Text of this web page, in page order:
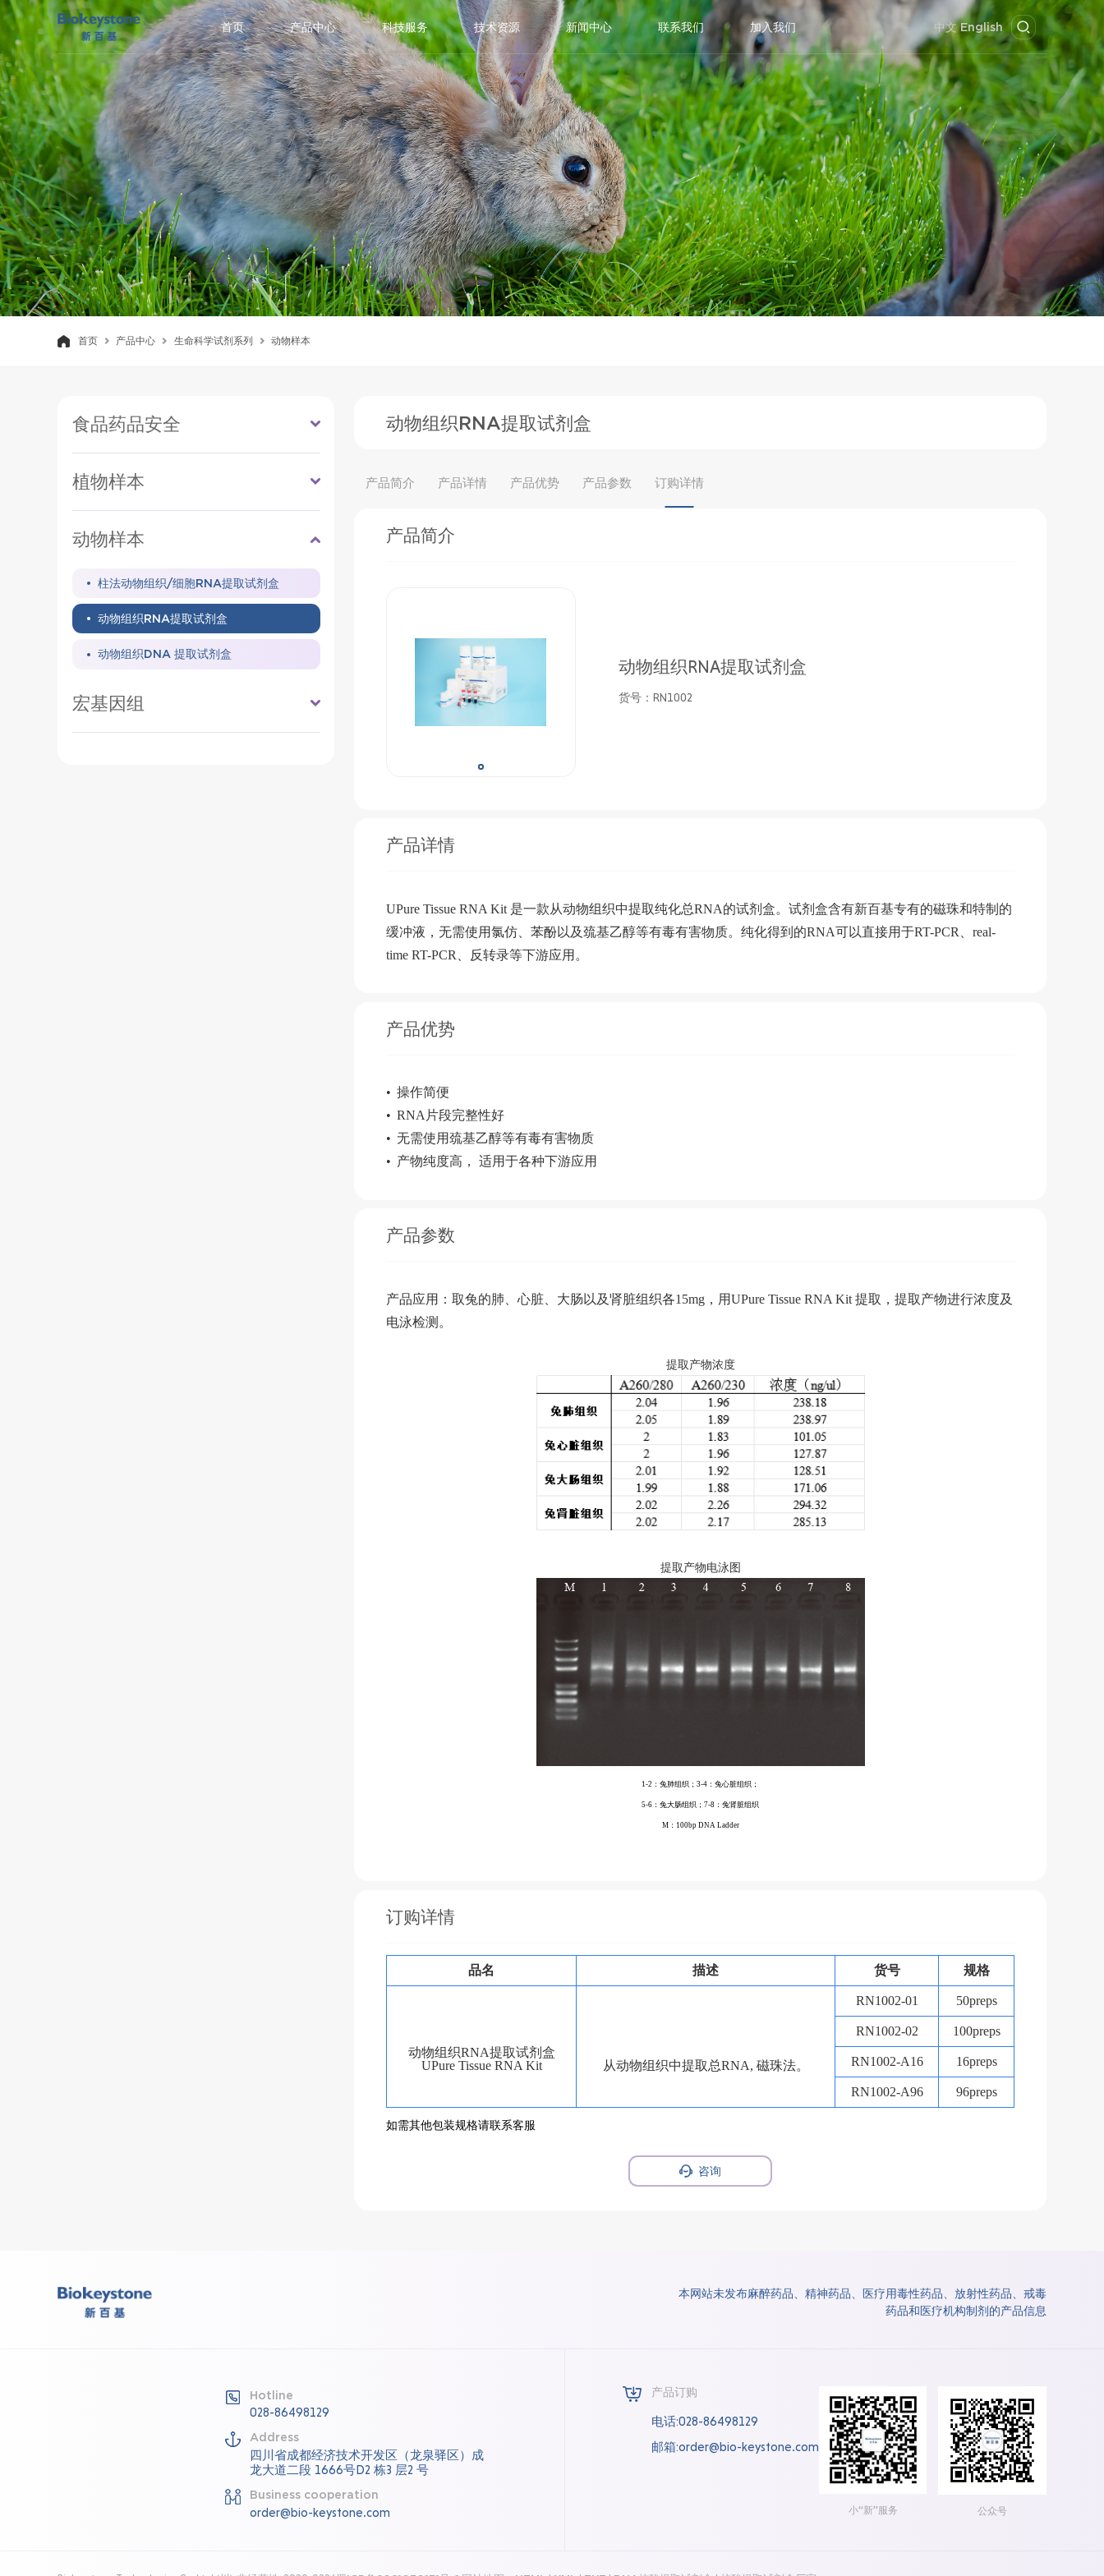
首页 产品中心 科技服务 技术资源 新闻中心 联系我们 加入我们 中文 English
首页 产品中心 生命科学试剂系列 动物样本
食品药品安全
植物样本
动物样本
柱法动物组织/细胞RNA提取试剂盒
动物组织RNA提取试剂盒
动物组织DNA 提取试剂盒
宏基因组
动物组织RNA提取试剂盒
产品简介 产品详情 产品优势 产品参数 订购详情
产品简介
动物组织RNA提取试剂盒
货号：RN1002
产品详情
UPure Tissue RNA Kit 是一款从动物组织中提取纯化总RNA的试剂盒。试剂盒含有新百基专有的磁珠和特制的
缓冲液，无需使用氯仿、苯酚以及巯基乙醇等有毒有害物质。纯化得到的RNA可以直接用于RT-PCR、real-
time RT-PCR、反转录等下游应用。
产品优势
• 操作简便
• RNA片段完整性好
• 无需使用巯基乙醇等有毒有害物质
• 产物纯度高， 适用于各种下游应用
产品参数
产品应用：取兔的肺、心脏、大肠以及肾脏组织各15mg，用UPure Tissue RNA Kit 提取，提取产物进行浓度及
电泳检测。
提取产物浓度
提取产物电泳图
1-2：兔肺组织；3-4：兔心脏组织；
5-6：兔大肠组织；7-8：兔肾脏组织
M：100bp DNA Ladder
订购详情
品名 描述 货号 规格
动物组织RNA提取试剂盒
UPure Tissue RNA Kit
从动物组织中提取总RNA, 磁珠法。
RN1002-01 50preps
RN1002-02 100preps
RN1002-A16 16preps
RN1002-A96 96preps
如需其他包装规格请联系客服
咨询
本网站未发布麻醉药品、精神药品、医疗用毒性药品、放射性药品、戒毒
药品和医疗机构制剂的产品信息
Hotline
028-86498129
Address
四川省成都经济技术开发区（龙泉驿区）成
龙大道二段 1666号D2 栋3 层2 号
Business cooperation
order@bio-keystone.com
产品订购
电话:028-86498129
邮箱:order@bio-keystone.com
小“新”服务 公众号